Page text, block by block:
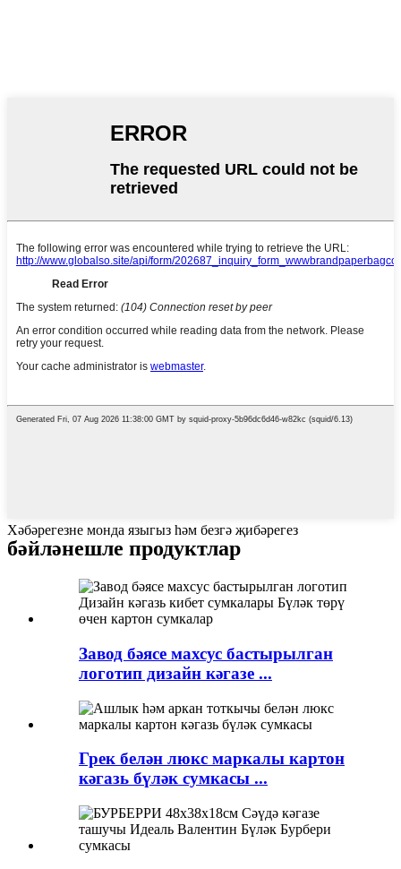
Хәбәрегезне монда языгыз һәм безгә җибәрегез
бәйләнешле продуктлар
Завод бәясе махсус бастырылган
логотип дизайн кәгазе ...
Грек белән люкс маркалы картон
кәгазь бүләк сумкасы ...